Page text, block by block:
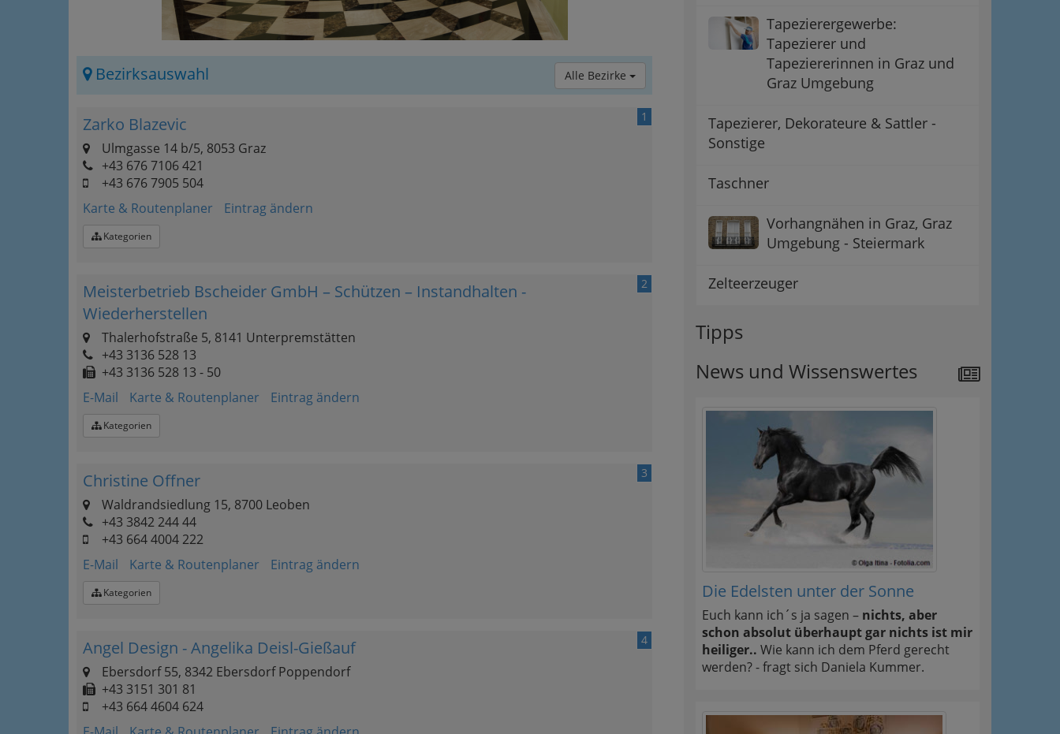
Bezirksauswahl Alle Bezirke
1
Zarko Blazevic
Ulmgasse 14 b/5, 8053 Graz
+43 676 7106 421
+43 676 7905 504
Karte & Routenplaner
Eintrag ändern
Kategorien
2
Meisterbetrieb Bscheider GmbH – Schützen – Instandhalten -
Wiederherstellen
Thalerhofstraße 5, 8141 Unterpremstätten
+43 3136 528 13
+43 3136 528 13 - 50
E-Mail
Karte & Routenplaner Eintrag ändern
Kategorien
3
Christine Offner
Waldrandsiedlung 15, 8700 Leoben
+43 3842 244 44
+43 664 4004 222
E-Mail
Karte & Routenplaner Eintrag ändern
Kategorien
4
Angel Design - Angelika Deisl-Gießauf
Ebersdorf 55, 8342 Ebersdorf Poppendorf
+43 3151 301 81
+43 664 4604 624
Tapezierergewerbe:
Tapezierer und
Tapeziererinnen in Graz und
Graz Umgebung
Tapezierer, Dekorateure & Sattler -
Sonstige
Taschner
Vorhangnähen in Graz, Graz
Umgebung - Steiermark
Zelteerzeuger
Tipps
News und Wissenswertes
Die Edelsten unter der Sonne
Euch kann ich´s ja sagen – nichts, aber
schon absolut überhaupt gar nichts ist mir
heiliger.. Wie kann ich dem Pferd gerecht
werden? - fragt sich Daniela Kummer.